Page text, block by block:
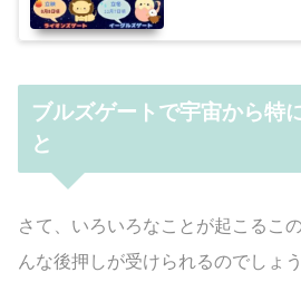
ブルズゲートで宇宙から特
と
さて、いろいろなことが起こるこ
んな後押しが受けられるのでしょ